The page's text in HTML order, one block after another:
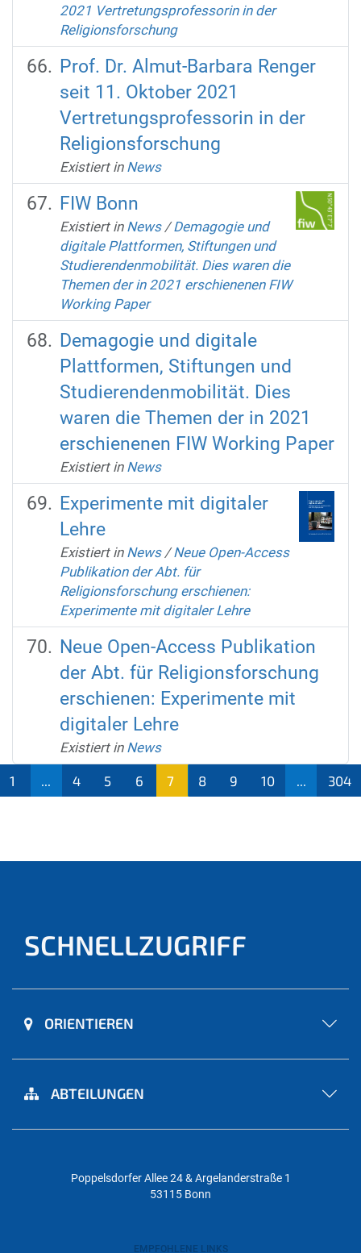
2021 Vertretungsprofessorin in der
Religionsforschung
Prof. Dr. Almut-Barbara Renger
seit 11. Oktober 2021
Vertretungsprofessorin in der
Religionsforschung
Existiert in News
FIW Bonn
Existiert in News /Demagogie und
digitale Plattformen, Stiftungen und
Studierendenmobilität. Dies waren die
Themen der in 2021 erschienenen FIW
Working Paper
Demagogie und digitale
Plattformen, Stiftungen und
Studierendenmobilität. Dies
waren die Themen der in 2021
erschienenen FIW Working Paper
Existiert in News
Experimente mit digitaler
Lehre
Existiert in News /Neue Open-Access
Publikation der Abt. für
Religionsforschung erschienen:
Experimente mit digitaler Lehre
Neue Open-Access Publikation
der Abt. für Religionsforschung
erschienen: Experimente mit
digitaler Lehre
Existiert in News
1 4 5 6
7
8 9 10 304
SCHNELLZUGRIFF
ORIENTIEREN
ABTEILUNGEN
Poppelsdorfer Allee 24 & Argelanderstraße 1
53115 Bonn
EMPFOHLENE LINKS